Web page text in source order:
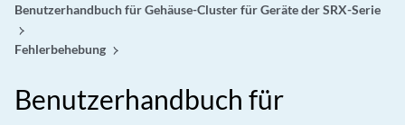
Benutzerhandbuch für Gehäuse-Cluster für Geräte der SRX-Serie
Fehlerbehebung
Benutzerhandbuch für